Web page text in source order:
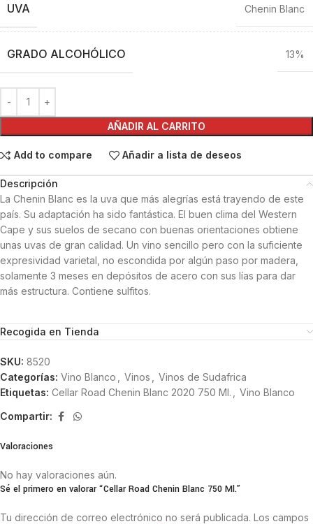
UVA Chenin Blanc
GRADO ALCOHÓLICO 13%
AÑADIR AL CARRITO
Add to compare Añadir a lista de deseos
Descripción
La Chenin Blanc es la uva que más alegrías está trayendo de este
país. Su adaptación ha sido fantástica. El buen clima del Western
Cape y sus suelos de secano con buenas orientaciones obtiene
unas uvas de gran calidad. Un vino sencillo pero con la suficiente
expresividad varietal, no escondida por algún paso por madera,
solamente 3 meses en depósitos de acero con sus lías para dar
más estructura. Contiene sulfitos.
Recogida en Tienda
SKU: 8520
Categorías: Vino Blanco Vinos
Vinos de Sudafrica
Etiquetas: Cellar Road Chenin Blanc 2020 750 Ml. Vino Blanco
Compartir:
Valoraciones
No hay valoraciones aún.
Sé el primero en valorar “Cellar Road Chenin Blanc 750 Ml.”
Tu dirección de correo electrónico no será publicada. Los campos